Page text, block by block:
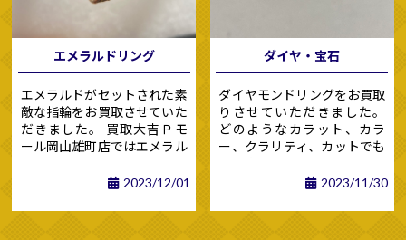
子技術の進歩に伴いIC（集積
ドが登場しました。 これに
より、通話料金や残高がより
正確に管理できるようになり
ました。1990年代後半か
ら2000年代: インターネッ
トの普及とともに、テレホン
カードの需要は減少しまし
た。 多くの国では、通話料
金の支払い手段がデジタル決
トしていき、 一部の地域で
エメラルドリング
エメラルドがセットされた素
敵な指輪をお買取させていた
だきました。 買取大吉Ｐモ
ール岡山雄町店ではエメラル
ド以外にもダイヤモンド、ル
ビー、サファイア、オパール
ただきます。 まずはお査定の
2023/12/01
ダイヤ・宝石
ダイヤモンドリングをお買取
りさせていただきました。
どのようなカラット、カラ
ー、クラリティ、カットでも
買取大吉Ｐモール岡山雄町店
ではお客様にご満足いただけ
ますので、皆様のご来店を心
2023/11/30